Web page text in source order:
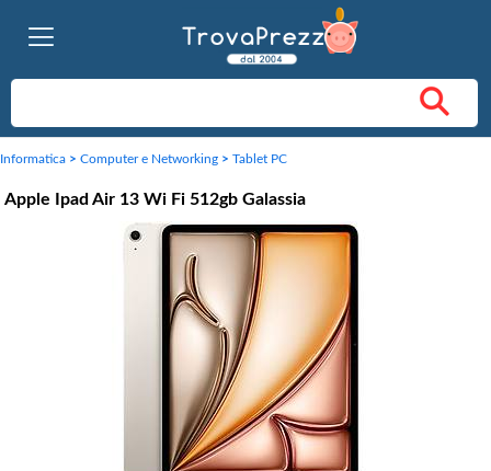
Informatica > Computer e Networking > Tablet PC
Apple Ipad Air 13 Wi Fi 512gb Galassia